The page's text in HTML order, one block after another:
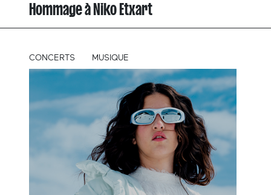
Hommage à Niko Etxart
CONCERTS MUSIQUE